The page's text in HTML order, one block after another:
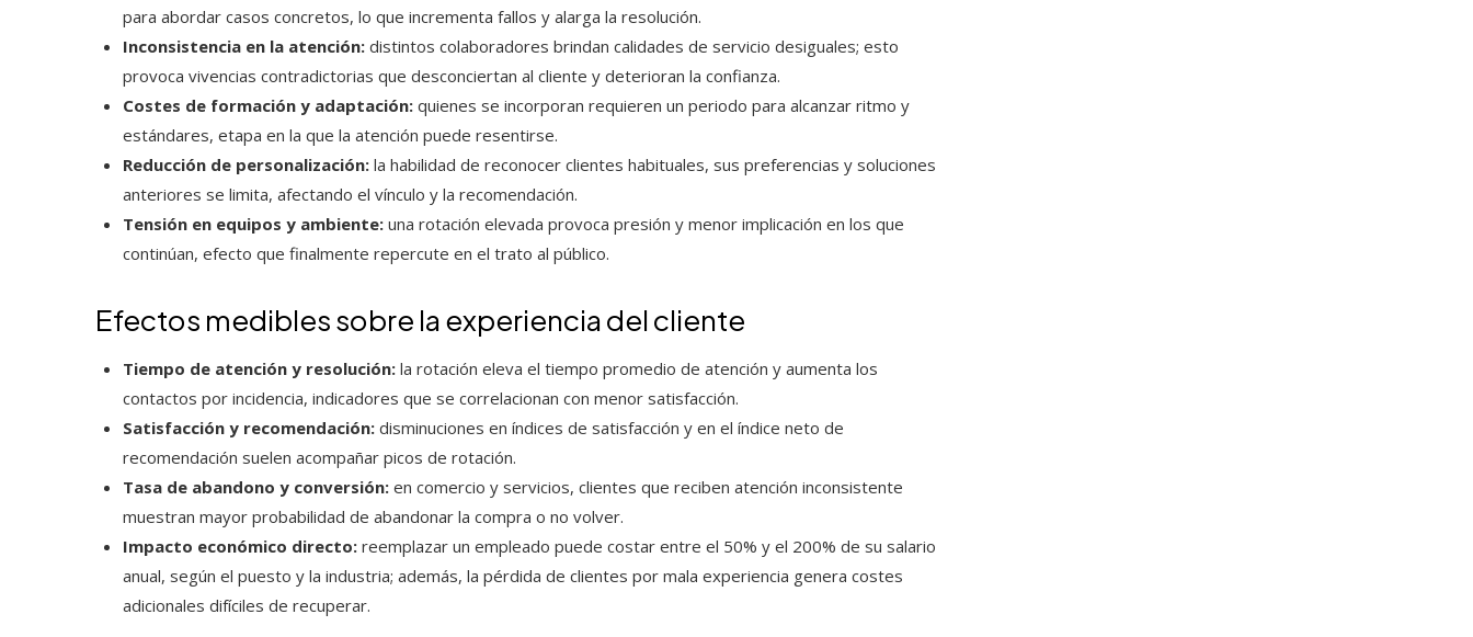
para abordar casos concretos, lo que incrementa fallos y alarga la resolución.
Inconsistencia en la atención: distintos colaboradores brindan calidades de servicio desiguales; esto
provoca vivencias contradictorias que desconciertan al cliente y deterioran la confianza.
Costes de formación y adaptación: quienes se incorporan requieren un periodo para alcanzar ritmo y
estándares, etapa en la que la atención puede resentirse.
Reducción de personalización: la habilidad de reconocer clientes habituales, sus preferencias y soluciones
anteriores se limita, afectando el vínculo y la recomendación.
Tensión en equipos y ambiente: una rotación elevada provoca presión y menor implicación en los que
continúan, efecto que finalmente repercute en el trato al público.
Efectos medibles sobre la experiencia del cliente
Tiempo de atención y resolución: la rotación eleva el tiempo promedio de atención y aumenta los
contactos por incidencia, indicadores que se correlacionan con menor satisfacción.
Satisfacción y recomendación: disminuciones en índices de satisfacción y en el índice neto de
recomendación suelen acompañar picos de rotación.
Tasa de abandono y conversión: en comercio y servicios, clientes que reciben atención inconsistente
muestran mayor probabilidad de abandonar la compra o no volver.
Impacto económico directo: reemplazar un empleado puede costar entre el 50% y el 200% de su salario
anual, según el puesto y la industria; además, la pérdida de clientes por mala experiencia genera costes
adicionales difíciles de recuperar.